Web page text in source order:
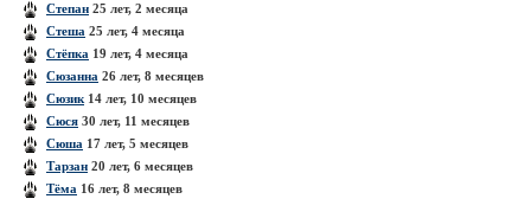
Степан 25 лет, 2 месяца
Стеша 25 лет, 4 месяца
Стёпка 19 лет, 4 месяца
Сюзанна 26 лет, 8 месяцев
Сюзик 14 лет, 10 месяцев
Сюся 30 лет, 11 месяцев
Сюша 17 лет, 5 месяцев
Тарзан 20 лет, 6 месяцев
Тёма 16 лет, 8 месяцев